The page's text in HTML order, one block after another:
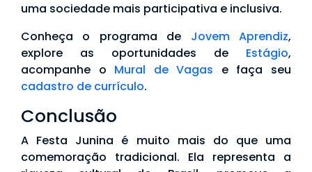
uma sociedade mais participativa e inclusiva.
Conheça o programa de Jovem Aprendiz,
explore as oportunidades de Estágio,
acompanhe o Mural de Vagas e faça seu
cadastro de currículo.
Conclusão
A Festa Junina é muito mais do que uma
comemoração tradicional. Ela representa a